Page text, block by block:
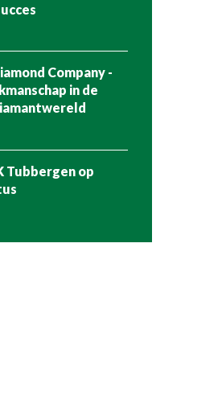
Company -
in de
Tubbergen op